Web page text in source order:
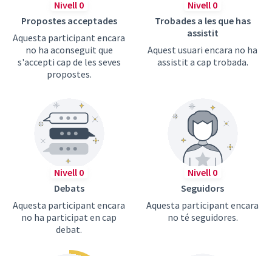
Nivell 0
Propostes acceptades
Aquesta participant encara
no ha aconseguit que
s'accepti cap de les seves
propostes.
Nivell 0
Trobades a les que has
assistit
Aquest usuari encara no ha
assistit a cap trobada.
Nivell 0
Debats
Aquesta participant encara
no ha participat en cap
debat.
Nivell 0
Seguidors
Aquesta participant encara
no té seguidores.